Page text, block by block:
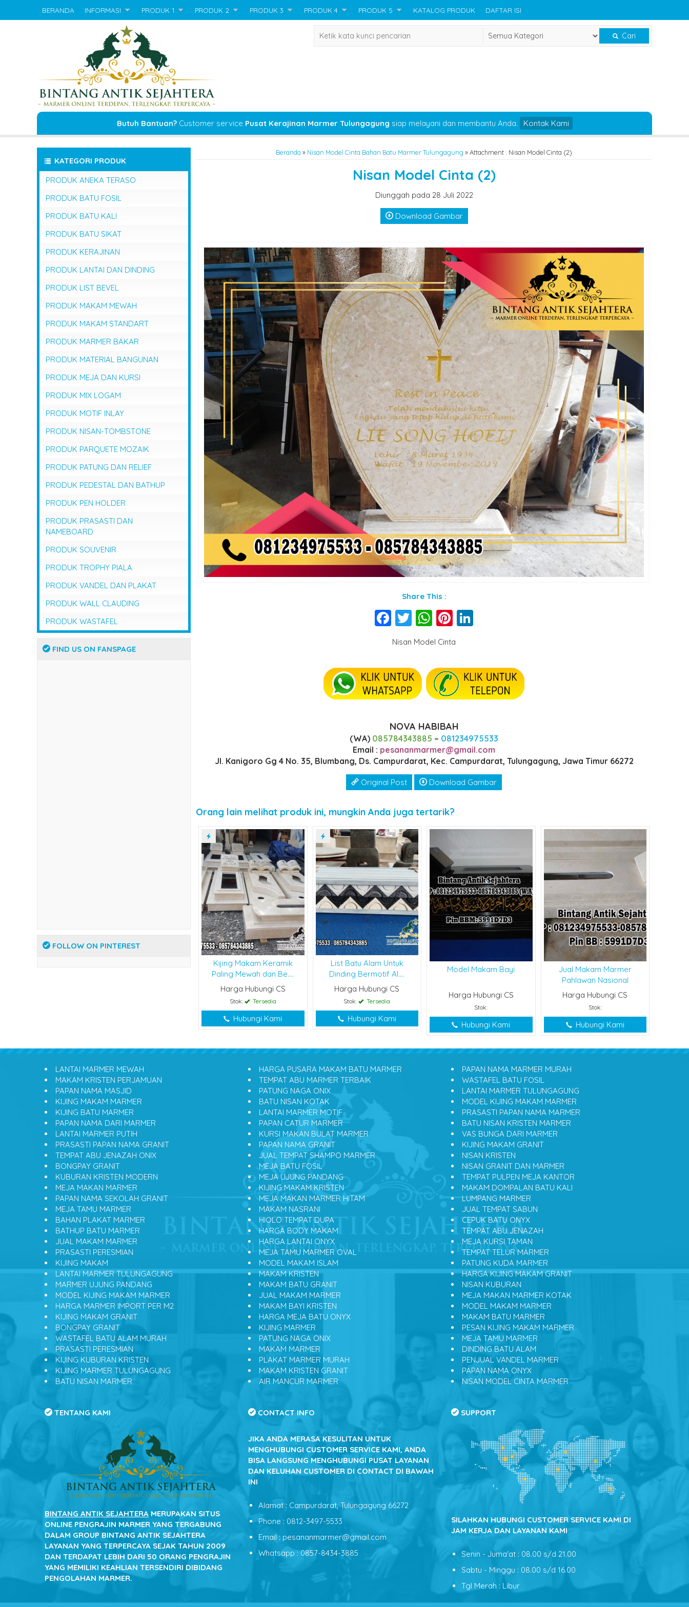
BERANDA INFORMASI PRODUK 1 PRODUK 2 PRODUK 3 PRODUK 4 PRODUK 5 KATALOG PRODUK DAFTAR ISI
Cari
Butuh Bantuan?Customer service Pusat Kerajinan Marmer Tulungagung siap melayani dan membantu Anda. Kontak Kami
Beranda » Nisan Model Cinta Bahan Batu Marmer Tulungagung » Attachment : Nisan Model Cinta (2)
Nisan Model Cinta (2)
Diunggah pada 28 Juli 2022
Download Gambar
Share This :
Facebook
Twitter
WhatsApp
Pinterest
Nisan Model Cinta
NOVA HABIBAH
(WA) 085784343885 – 081234975533
Email : pesananmarmer@gmail.com
Jl. Kanigoro Gg 4 No. 35, Blumbang, Ds. Campurdarat, Kec. Campurdarat, Tulungagung, Jawa Timur 66272
Original Post Download Gambar
Orang lain melihat produk ini, mungkin Anda juga tertarik?
Kijing Makam Keramik
Paling Mewah dan Be....
Harga Hubungi CS
Stok: Tersedia
Hubungi Kami
List Batu Alam Untuk
Dinding Bermotif Al....
Harga Hubungi CS
Stok: Tersedia
Hubungi Kami
Model Makam Bayi
Harga Hubungi CS
Stok:
Hubungi Kami
Jual Makam Marmer
Pahlawan Nasional
Harga Hubungi CS
Stok:
Hubungi Kami
KATEGORI PRODUK
PRODUK ANEKA TERASO
PRODUK BATU FOSIL
PRODUK BATU KALI
PRODUK BATU SIKAT
PRODUK KERAJINAN
PRODUK LANTAI DAN DINDING
PRODUK LIST BEVEL
PRODUK MAKAM MEWAH
PRODUK MAKAM STANDART
PRODUK MARMER BAKAR
PRODUK MATERIAL BANGUNAN
PRODUK MEJA DAN KURSI
PRODUK MIX LOGAM
PRODUK MOTIF INLAY
PRODUK NISAN-TOMBSTONE
PRODUK PARQUETE MOZAIK
PRODUK PATUNG DAN RELIEF
PRODUK PEDESTAL DAN BATHUP
PRODUK PEN HOLDER
PRODUK PRASASTI DAN
NAMEBOARD
PRODUK SOUVENIR
PRODUK TROPHY PIALA
PRODUK VANDEL DAN PLAKAT
PRODUK WALL CLAUDING
PRODUK WASTAFEL
FIND US ON FANSPAGE
FOLLOW ON PINTEREST
LANTAI MARMER MEWAH
MAKAM KRISTEN PERJAMUAN
PAPAN NAMA MASJID
KIJING MAKAM MARMER
KIJING BATU MARMER
PAPAN NAMA DARI MARMER
LANTAI MARMER PUTIH
PRASASTI PAPAN NAMA GRANIT
TEMPAT ABU JENAZAH ONIX
BONGPAY GRANIT
KUBURAN KRISTEN MODERN
MEJA MAKAN MARMER
PAPAN NAMA SEKOLAH GRANIT
MEJA TAMU MARMER
BAHAN PLAKAT MARMER
BATHUP BATU MARMER
JUAL MAKAM MARMER
PRASASTI PERESMIAN
KIJING MAKAM
LANTAI MARMER TULUNGAGUNG
MARMER UJUNG PANDANG
MODEL KIJING MAKAM MARMER
HARGA MARMER IMPORT PER M2
KIJING MAKAM GRANIT
BONGPAY GRANIT
WASTAFEL BATU ALAM MURAH
PRASASTI PERESMIAN
KIJING KUBURAN KRISTEN
KIJING MARMER TULUNGAGUNG
BATU NISAN MARMER
TENTANG KAMI
BINTANG ANTIK SEJAHTERA MERUPAKAN SITUS
ONLINE PENGRAJIN MARMER YANG TERGABUNG
DALAM GROUP BINTANG ANTIK SEJAHTERA
LAYANAN YANG TERPERCAYA SEJAK TAHUN 2009
DAN TERDAPAT LEBIH DARI 50 ORANG PENGRAJIN
YANG MEMILIKI KEAHLIAN TERSENDIRI DIBIDANG
PENGOLAHAN MARMER.
HARGA PUSARA MAKAM BATU MARMER
TEMPAT ABU MARMER TERBAIK
PATUNG NAGA ONIX
BATU NISAN KOTAK
LANTAI MARMER MOTIF
PAPAN CATUR MARMER
KURSI MAKAN BULAT MARMER
PAPAN NAMA GRANIT
JUAL TEMPAT SHAMPO MARMER
MEJA BATU FOSIL
MEJA UJUNG PANDANG
KIJING MAKAM KRISTEN
MEJA MAKAN MARMER HITAM
MAKAM NASRANI
HIOLO TEMPAT DUPA
HARGA BODY MAKAM
HARGA LANTAI ONYX
MEJA TAMU MARMER OVAL
MODEL MAKAM ISLAM
MAKAM KRISTEN
MAKAM BATU GRANIT
JUAL MAKAM MARMER
MAKAM BAYI KRISTEN
HARGA MEJA BATU ONYX
KIJING MARMER
PATUNG NAGA ONIX
MAKAM MARMER
PLAKAT MARMER MURAH
MAKAM KRISTEN GRANIT
AIR MANCUR MARMER
CONTACT INFO
JIKA ANDA MERASA KESULITAN UNTUK
MENGHUBUNGI CUSTOMER SERVICE KAMI, ANDA
BISA LANGSUNG MENGHUBUNGI PUSAT LAYANAN
DAN KELUHAN CUSTOMER DI CONTACT DI BAWAH
INI
Alamat : Campurdarat, Tulungagung 66272
Phone : 0812-3497-5533
Email : pesananmarmer@gmail.com
Whatsapp : 0857-8434-3885
PAPAN NAMA MARMER MURAH
WASTAFEL BATU FOSIL
LANTAI MARMER TULUNGAGUNG
MODEL KIJING MAKAM MARMER
PRASASTI PAPAN NAMA MARMER
BATU NISAN KRISTEN MARMER
VAS BUNGA DARI MARMER
KIJING MAKAM GRANIT
NISAN KRISTEN
NISAN GRANIT DAN MARMER
TEMPAT PULPEN MEJA KANTOR
MAKAM DOMPALAN BATU KALI
LUMPANG MARMER
JUAL TEMPAT SABUN
CEPUK BATU ONYX
TEMPAT ABU JENAZAH
MEJA KURSI TAMAN
TEMPAT TELUR MARMER
PATUNG KUDA MARMER
HARGA KIJING MAKAM GRANIT
NISAN KUBURAN
MEJA MAKAN MARMER KOTAK
MODEL MAKAM MARMER
MAKAM BATU MARMER
PESAN KIJING MAKAM MARMER
MEJA TAMU MARMER
DINDING BATU ALAM
PENJUAL VANDEL MARMER
PAPAN NAMA ONYX
NISAN MODEL CINTA MARMER
SUPPORT
SILAHKAN HUBUNGI CUSTOMER SERVICE KAMI DI
JAM KERJA DAN LAYANAN KAMI
Senin - Juma'at : 08.00 s/d 21.00
Sabtu - Minggu : 08.00 s/d 16.00
Tgl Merah : Libur